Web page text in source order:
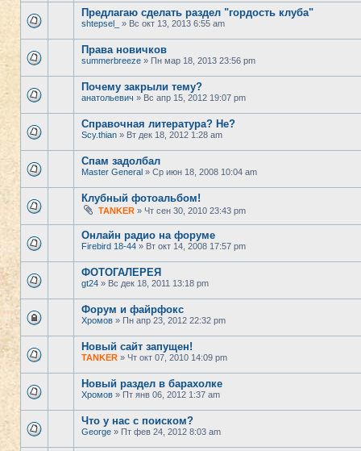
Предлагаю сделать раздел "гордость клуба"
shtepsel_ » Вс окт 13, 2013 6:55 am
Права новичков
summerbreeze » Пн мар 18, 2013 23:56 pm
Почему закрыли тему?
анатольевич » Вс апр 15, 2012 19:07 pm
Справочная литература? Не?
Scy.thian » Вт дек 18, 2012 1:28 am
Спам задолбал
Master General » Ср июн 18, 2008 10:04 am
Клубный фотоальбом!
TANKER » Чт сен 30, 2010 23:43 pm
Онлайн радио на форуме
Firebird 18-44 » Вт окт 14, 2008 17:57 pm
ФОТОГАЛЕРЕЯ
gt24 » Вс дек 18, 2011 13:18 pm
Форум и файрфокс
Хромов » Пн апр 23, 2012 22:32 pm
Новый сайт запущен!
TANKER » Чт окт 07, 2010 14:09 pm
Новый раздел в барахолке
Хромов » Пт янв 06, 2012 1:37 am
Что у нас с поиском?
George » Пт фев 24, 2012 8:03 am